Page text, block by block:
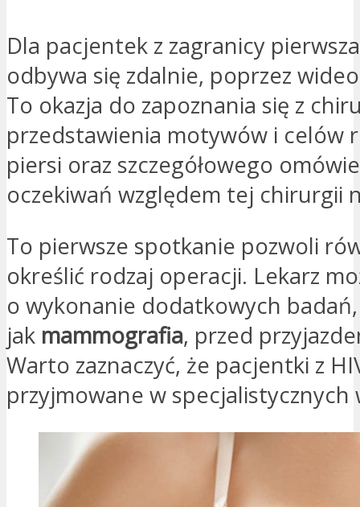
Dla pacjentek z zagranicy
odbywa się zdalnie, poprzez
To okazja do zapoznania się z
przedstawienia motywów i celów
piersi oraz szczegółowego
oczekiwań względem tej chirurgii
To pierwsze spotkanie pozwoli
określić rodzaj operacji. Lekarz
o wykonanie dodatkowych
jak mammografia, przed
Warto zaznaczyć, że pacjentki z
przyjmowane w specjalistycznych